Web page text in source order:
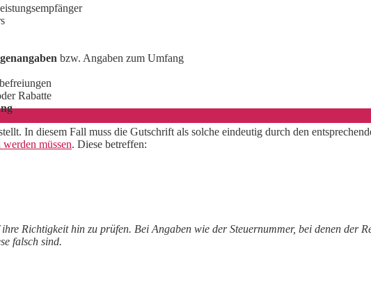
bzw. Angaben zum Umfang
Rabatte
In diesem Fall muss die Gutschrift als solche eindeutig durch den
müssen. Diese betreffen:
Richtigkeit hin zu prüfen. Bei Angaben wie der Steuernummer, bei denen der
falsch sind.